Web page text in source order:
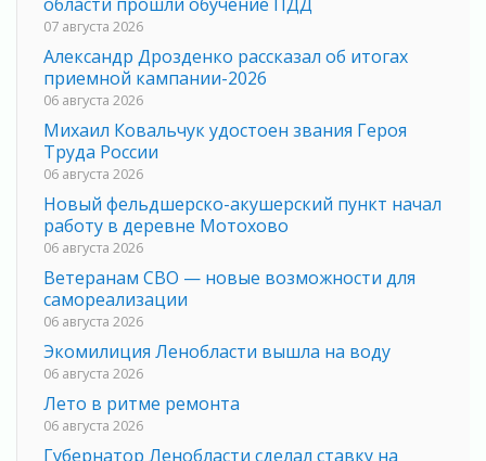
07 августа 2026
Александр Дрозденко рассказал об итогах
приемной кампании-2026
06 августа 2026
Михаил Ковальчук удостоен звания Героя
Труда России
06 августа 2026
Новый фельдшерско-акушерский пункт начал
работу в деревне Мотохово
06 августа 2026
Ветеранам СВО — новые возможности для
самореализации
06 августа 2026
Экомилиция Ленобласти вышла на воду
06 августа 2026
Лето в ритме ремонта
06 августа 2026
Губернатор Ленобласти сделал ставку на